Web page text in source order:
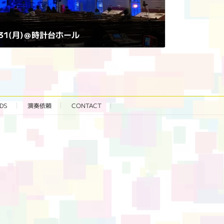
月)＠時計台ホール
演奏依頼 CONTACT